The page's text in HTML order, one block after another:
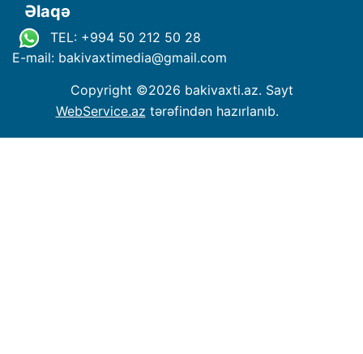
Əlaqə
TEL: +994 50 212 50 28
E-mail: bakivaxtimedia@gmail.com
Copyright ©2026 bakivaxti.az. Sayt
WebService.az tərəfindən hazırlanıb.